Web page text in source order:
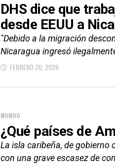
DHS dice que
desde EEUU a
"Debido a la migración
Nicaragua ingresó
FEBRERO 20, 2026
MUNDO
¿Qué países de
La isla caribeña, de gobierno
con una grave escasez de